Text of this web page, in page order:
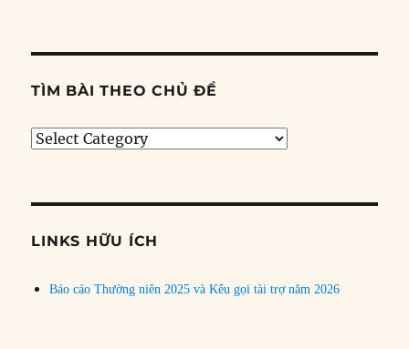
TÌM BÀI THEO CHỦ ĐỀ
Tìm
đề
LINKS HỮU ÍCH
Báo cáo Thường niên 2025 và Kêu gọi tài trợ năm 2026